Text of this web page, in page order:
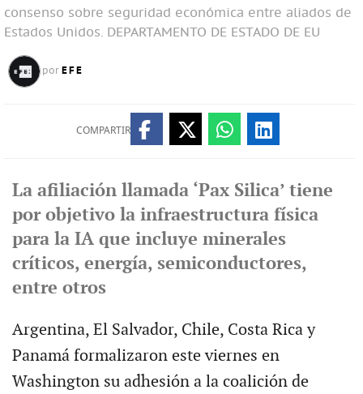
consenso sobre seguridad económica entre aliados de
Estados Unidos. DEPARTAMENTO DE ESTADO DE EU
por EFE
COMPARTIR
La afiliación llamada ‘Pax Silica’ tiene
por objetivo la infraestructura física
para la IA que incluye minerales
críticos, energía, semiconductores,
entre otros
Argentina, El Salvador, Chile, Costa Rica y
Panamá formalizaron este viernes en
Washington su adhesión a la coalición de